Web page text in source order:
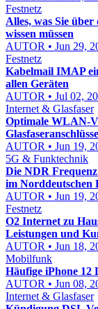
Festnetz
Alles, was Sie
wissen müssen
AUTOR • Jun 29,
Festnetz
Kabelmail IMAP
allen Geräten
AUTOR • Jul 02,
Internet & Glasfaser
Optimale WLAN-
Glasfaseranschlüsse
AUTOR • Jun 19,
5G & Funktechnik
Die NDR
im Norddeutschen
AUTOR • Jun 19,
Festnetz
O2 Internet zu
Leistungen und
AUTOR • Jun 18,
Mobilfunk
Häufige iPhone 12
AUTOR • Jun 08,
Internet & Glasfaser